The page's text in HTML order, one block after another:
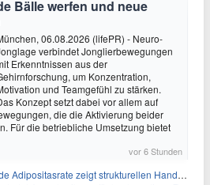
Bälle werfen und neue
06.08.2026 (lifePR) - Neuro-
verbindet Jonglierbewegungen
Erkenntnissen aus der
um Konzentration,
und Teamgefühl zu stärken.
Konzept setzt dabei vor allem auf
die die Aktivierung beider
Für die betriebliche Umsetzung bietet
vor 6 Stunden
zeigt strukturellen Handlungsbedarf bei der Ernährung schulpflichtiger Kinder